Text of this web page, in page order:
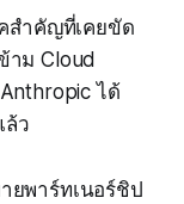
สำคัญที่เคยขัด
าม Cloud
ได้
ล้ว
ยพาร์ทเนอร์ชิป